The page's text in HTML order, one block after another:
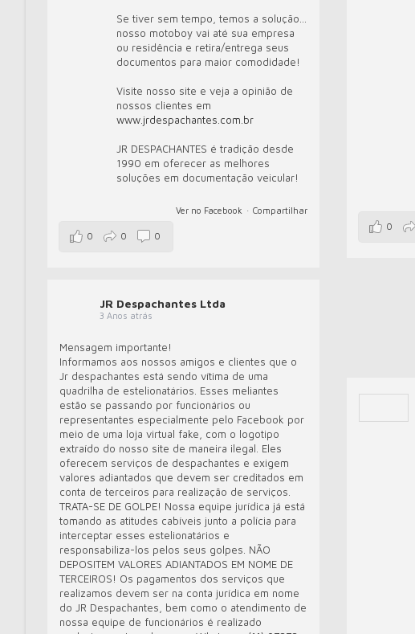
Se tiver sem tempo, temos a solução...
nosso motoboy vai até sua empresa
ou residência e retira/entrega seus
documentos para maior comodidade!
Visite nosso site e veja a opinião de
nossos clientes em
www.jrdespachantes.com.br
JR DESPACHANTES é tradição desde
1990 em oferecer as melhores
soluções em documentação veicular!
Ver no Facebook · Compartilhar
0 0 0
0
JR Despachantes Ltda
3 Anos atrás
Mensagem importante!
Informamos aos nossos amigos e clientes que o
Jr despachantes está sendo vítima de uma
quadrilha de estelionatários. Esses meliantes
estão se passando por funcionários ou
representantes especialmente pelo Facebook por
meio de uma loja virtual fake, com o logotipo
extraído do nosso site de maneira ilegal. Eles
oferecem serviços de despachantes e exigem
valores adiantados que devem ser creditados em
conta de terceiros para realização de serviços.
TRATA-SE DE GOLPE! Nossa equipe jurídica já está
tomando as atitudes cabíveis junto a polícia para
interceptar esses estelionatários e
responsabiliza-los pelos seus golpes. NÃO
DEPOSITEM VALORES ADIANTADOS EM NOME DE
TERCEIROS! Os pagamentos dos serviços que
realizamos devem ser na conta jurídica em nome
do JR Despachantes, bem como o atendimento de
nossa equipe de funcionários é realizado